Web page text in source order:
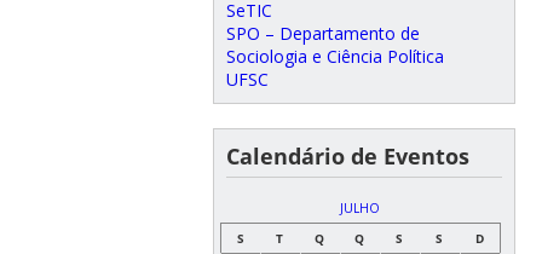
SeTIC
SPO – Departamento de
Sociologia e Ciência Política
UFSC
Calendário de Eventos
JULHO
S
T Q Q S S D